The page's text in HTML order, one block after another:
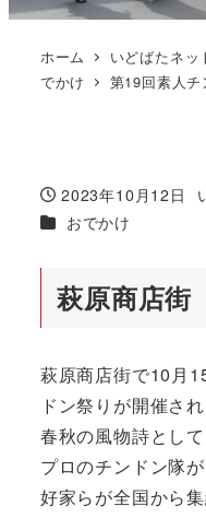
ホーム いどばたネ
でかけ
第19回素人チ
投稿日
2023年10月12日
カテゴリー
おでかけ
萩原商店街
萩原商店街で10月
ドン祭りが開催され
春秋の風物詩とし
プロのチンドン隊
好家らが全国から